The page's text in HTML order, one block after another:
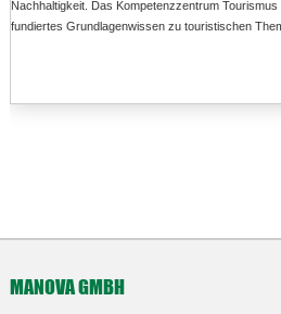
Nachhaltigkeit. Das Kompetenzzentrum
fundiertes Grundlagenwissen zu touristischen
MANOVA GMBH